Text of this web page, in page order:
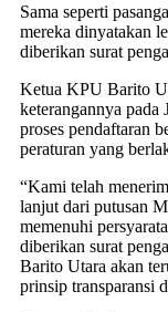
Sama seperti
mereka dinyatakan
diberikan surat
Ketua KPU Barito
keterangannya pada
proses pendaftaran
peraturan yang
“Kami telah
lanjut dari putusan
memenuhi
diberikan surat
Barito Utara akan
prinsip transparansi